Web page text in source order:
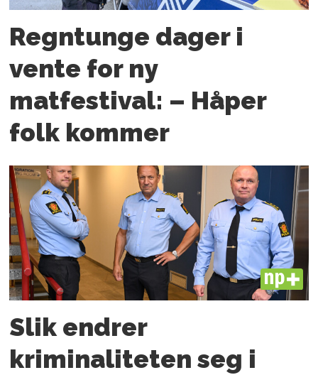
Regntunge dager i
vente for ny
matfestival: – Håper
folk kommer
PLUS
Slik endrer
kriminaliteten seg i